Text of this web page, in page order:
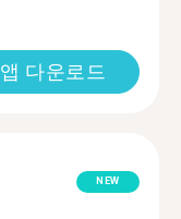
앱 다운로드
NEW